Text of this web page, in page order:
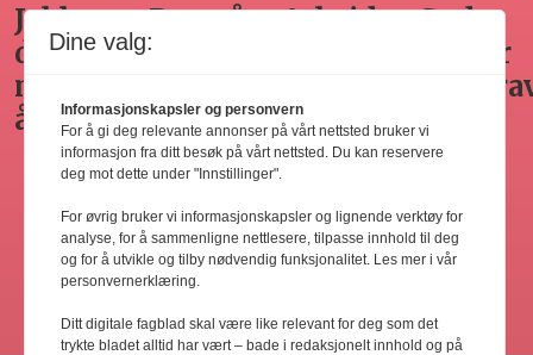
Arbeidsgivers
omplasseringsplikt
ved
oppsigelse
Gode
råd for
Seminar Hvilken
adgang
til
av
Les flere
Dine valg:
Informasjonskapsler og personvern
For å gi deg relevante annonser på vårt nettsted bruker vi
informasjon fra ditt besøk på vårt nettsted. Du kan reservere
deg mot dette under "Innstillinger".
For øvrig bruker vi informasjonskapsler og lignende verktøy for
analyse, for å sammenligne nettlesere, tilpasse innhold til deg
og for å utvikle og tilby nødvendig funksjonalitet. Les mer i vår
personvernerklæring.
Ditt digitale fagblad skal være like relevant for deg som det
trykte bladet alltid har vært – bade i redaksjonelt innhold og på